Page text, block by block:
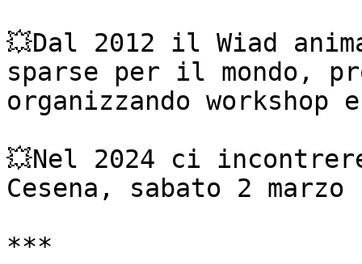
💥Dal 2012 il Wiad
sparse per il mondo,
organizzando
💥Nel 2024 ci
Cesena, sabato 2 marzo
***